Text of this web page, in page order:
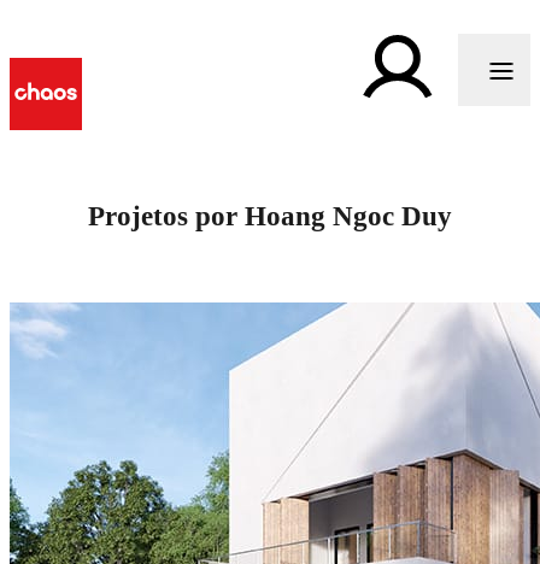
Projetos por Hoang Ngoc Duy